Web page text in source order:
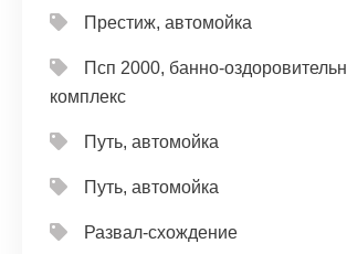
Престиж, автомойка
Псп 2000, банно-
комплекс
Путь, автомойка
Путь, автомойка
Развал-схождение